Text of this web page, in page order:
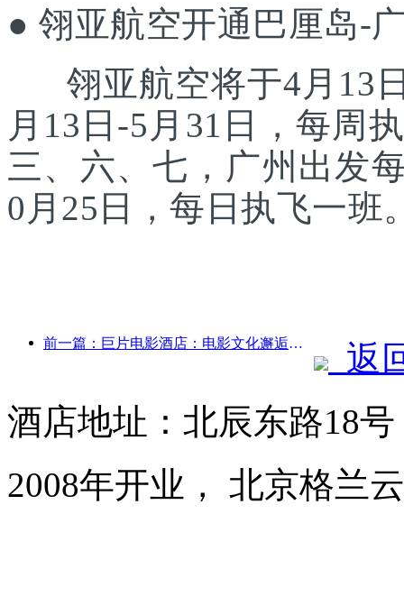
● 翎亚航空开通巴厘岛-
翎亚航空将于4月13
月13日-5月31日，每周
三、六、七，广州出发
0月25日，每日执飞一班
前一篇：巨片电影酒店：电影文化邂逅住宿体验的创意融合
返
酒店地址：北辰东路18
2008年开业， 北京格